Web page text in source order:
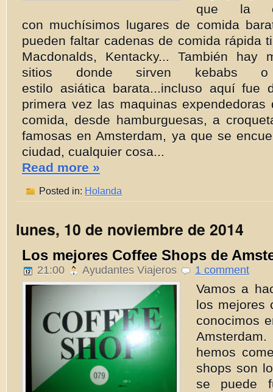
que la
con muchísimos lugares de comida
pueden faltar cadenas de comida rápida
Macdonalds, Kentacky... También hay
sitios donde sirven kebabs
estilo asiática barata...incluso aquí fue
primera vez las maquinas
comida, desde hamburguesas, a
famosas en Amsterdam, ya que se
ciudad, cualquier cosa...
Read more »
Posted in: Holanda
lunes, 10 de noviembre de 2014
Los mejores Coffee Shops de
21:00 Ayudantes Viajeros 1 comment
Vamos a
los mejores
conocimos
hemos
shops son
se puede